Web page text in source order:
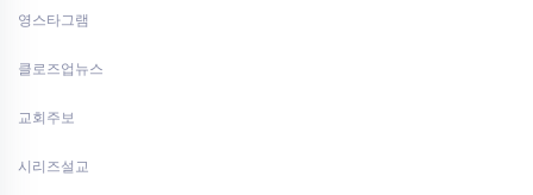
영스타그램
클로즈업뉴스
교회주보
시리즈설교